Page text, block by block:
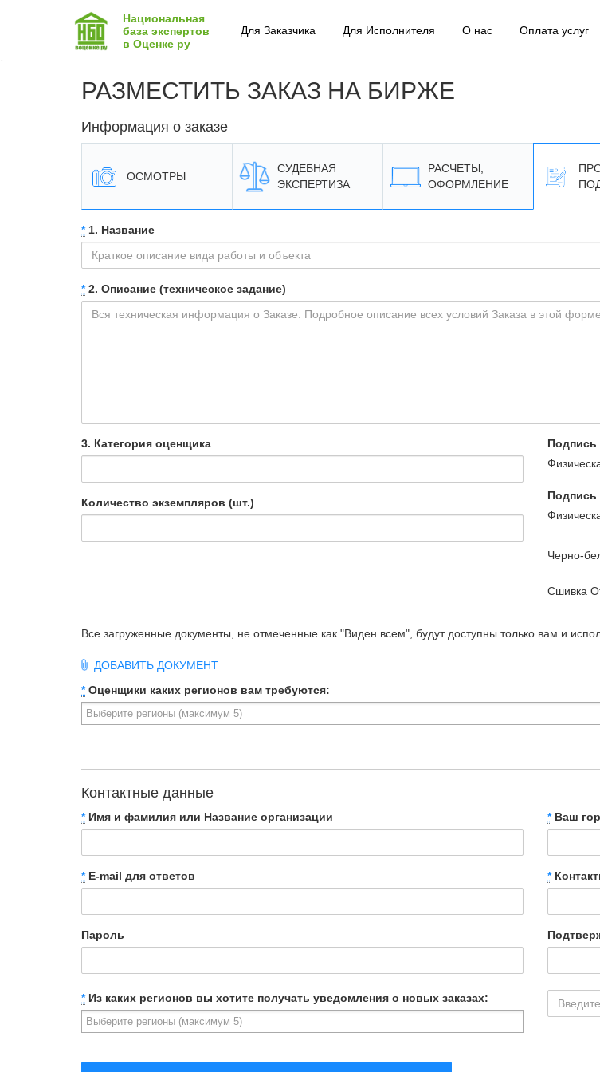
Национальная
база экспертов
в Оценке ру
Для Заказчика Для Исполнителя О нас Оплата услуг
РАЗМЕСТИТЬ ЗАКАЗ НА БИРЖЕ
Информация о заказе
ОСМОТРЫ
СУДЕБНАЯ
ЭКСПЕРТИЗА
РАСЧЕТЫ,
ОФОРМЛЕНИЕ
*1. Название
*2. Описание (техническое задание)
3. Категория оценщика
Количество экземпляров (шт.)
Подпись
Подпись
Черно-
Сшивка
Все загруженные документы, не отмеченные как "Виден всем", будут доступны только вам и
ДОБАВИТЬ ДОКУМЕНТ
*Оценщики каких регионов вам требуются:
Контактные данные
*Имя и фамилия или Название организации *Ваш
*E-mail для ответов *
Пароль
*Из каких регионов вы хотите получать уведомления о новых заказах: